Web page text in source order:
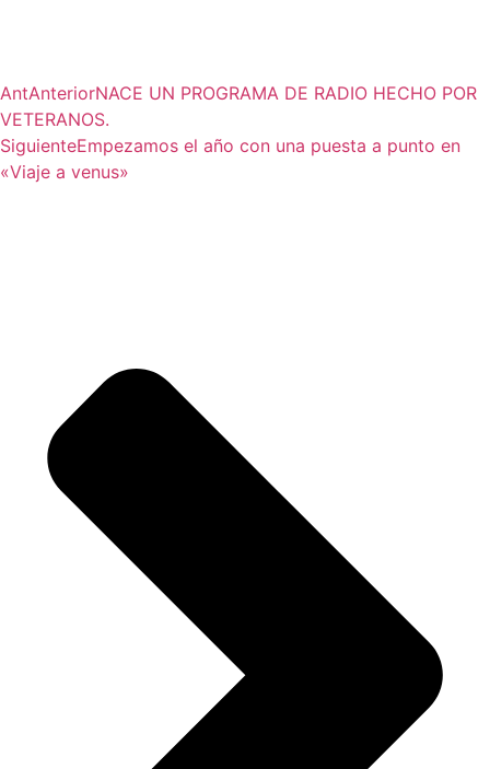
AntAnteriorNACE UN PROGRAMA DE RADIO HECHO POR
VETERANOS.
SiguienteEmpezamos el año con una puesta a punto en
«Viaje a venus»